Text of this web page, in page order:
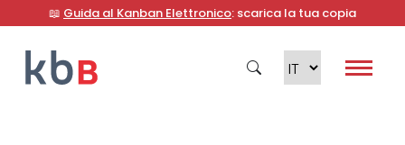
📖 Guida al Kanban Elettronico: scarica la tua copia